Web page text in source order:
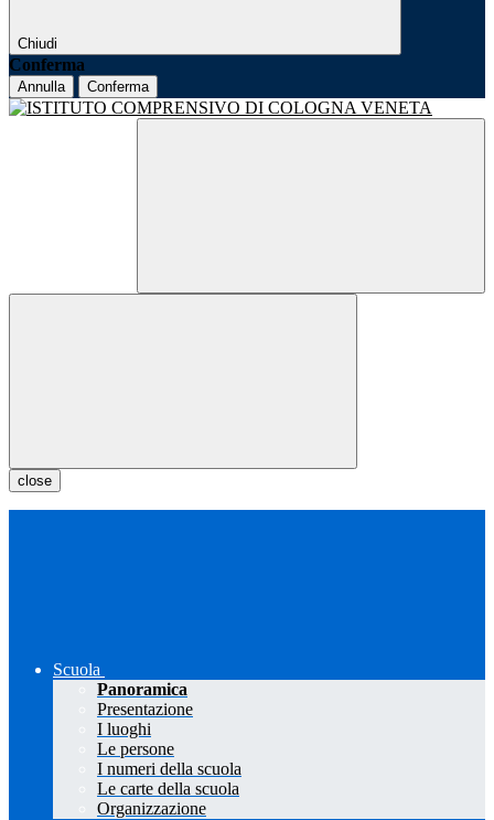
Chiudi
Conferma
Annulla Conferma
close
Scuola
Panoramica
Presentazione
I luoghi
Le persone
I numeri della scuola
Le carte della scuola
Organizzazione